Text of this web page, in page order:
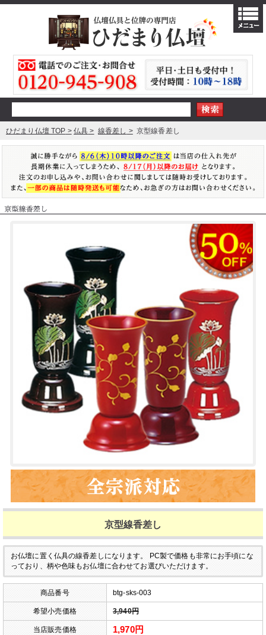
京型線香差し
お仏壇に置く仏具の線香差しになります。
PC製で価格も非常にお手頃にな
っており、柄や色味もお仏壇に合わせてお選びいただけます。
商品番号 btg-sks-003
希望小売価格 3,940円
当店販売価格 1,970円
ひだまり仏壇 TOP 仏具 線香差し 京型線香差し